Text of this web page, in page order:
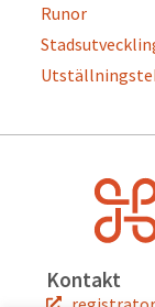
Runor
Kontakt